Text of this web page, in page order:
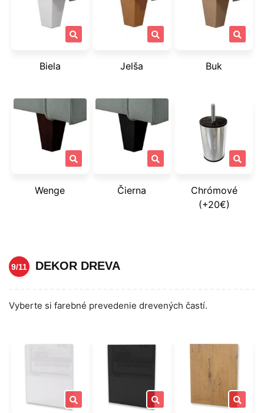
Biela Jelša Buk
Wenge Čierna
Chrómové
(+20€)
9/11 DEKOR DREVA
Vyberte si farebné prevedenie drevených častí.